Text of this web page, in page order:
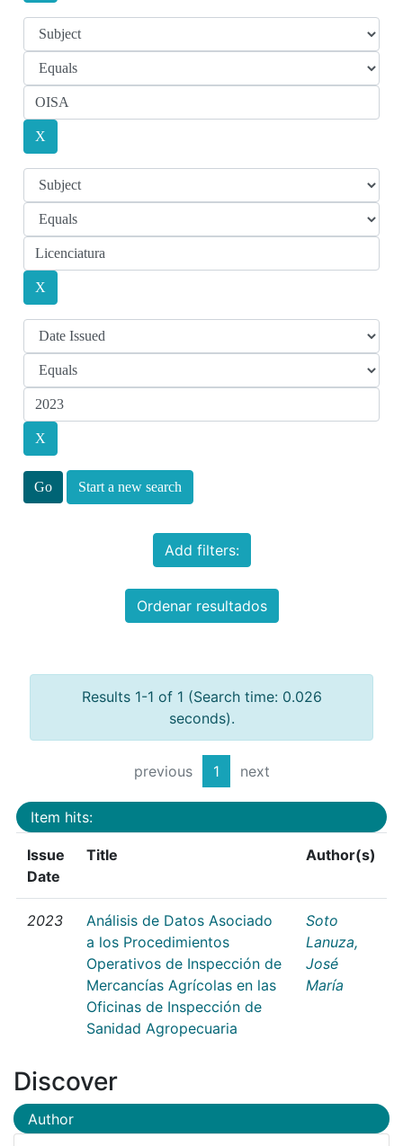
Start a new search
Add filters:
Ordenar resultados
Results 1-1 of 1 (Search time: 0.026
seconds).
previous 1 next
Item hits:
Issue
Date
Title Author(s)
2023
Análisis de Datos Asociado
a los Procedimientos
Operativos de Inspección de
Mercancías Agrícolas en las
Oficinas de Inspección de
Sanidad Agropecuaria
Soto
Lanuza,
José
María
Discover
Author